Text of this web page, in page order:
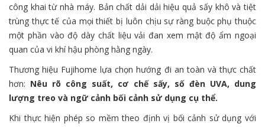
công khai từ nhà máy. Bản chất dải dải hiệu quả sấy khô và tiệt
trùng thực tế của mọi thiết bị luôn chịu sự ràng buộc phụ thuộc
một phần vào độ dày chất liệu vải đan xem mật độ ẩm ngoại
quan của vi khí hậu phòng hằng ngày.
Thương hiệu Fujihome lựa chọn hướng đi an toàn và thực chất
hơn: Nêu rõ công suất, cơ chế sấy, số đèn UVA, dung
lượng treo và ngữ cảnh bối cảnh sử dụng cụ thể.
Khi thực hiện phép so mềm theo định vị bối cảnh sử dụng với